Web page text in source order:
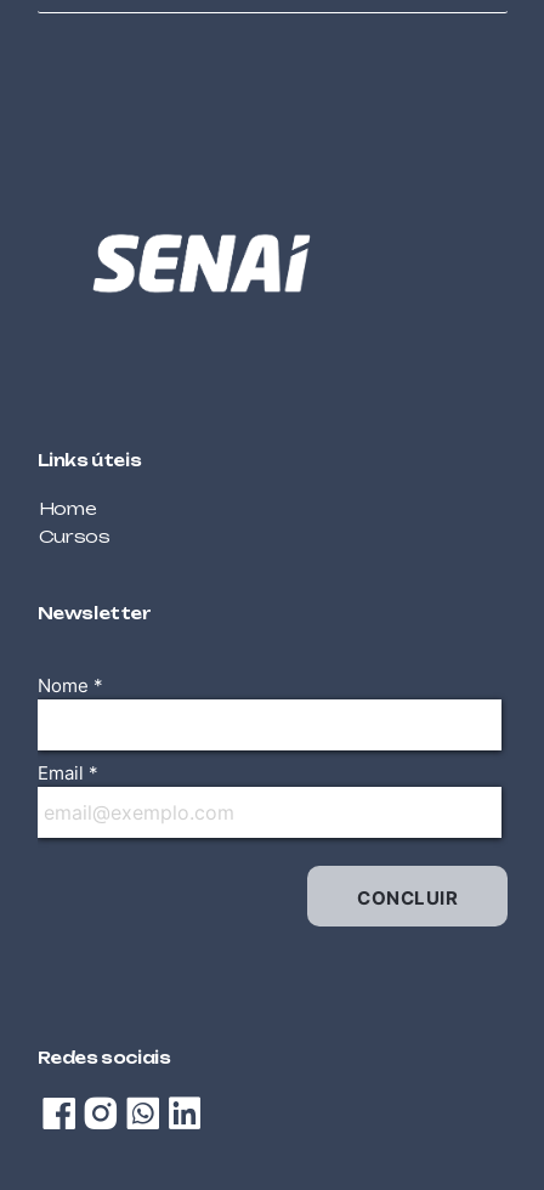
DECORAÇÃO DE TORTAS
ELETRICISTA DE REDES DE DISTRIBUIÇÃO DE
ENERGIA ELÉTRICA
ELETRICISTA INSTALADOR PREDIAL DE BAIXA
BAIXA TENSÃO
AUTOMOTIVA
ELETROMOBILIDADE
TECNOLOGIA DA INFORMAÇÃO (TI)
EXCEL INTERMEDIÁRIO
Links úteis
Home
Cursos
Newsletter
Redes sociais